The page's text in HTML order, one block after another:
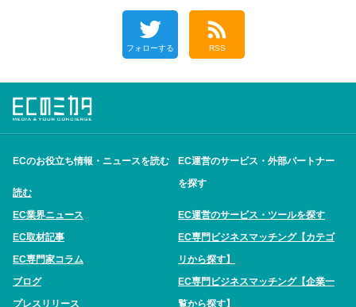
フォローする RSS
ECのお役立ち情報・ニュースを読む
読む
EC業界ニュース
EC取材記事
EC専門家コラム
ブログ
プレスリリース
EC運営のサービス・外部パートナー
を探す
EC運営のサービス・ツールを探す
EC専門ビジネスマッチング【カテゴ
リから探す】
EC専門ビジネスマッチング【企業一
覧から探す】